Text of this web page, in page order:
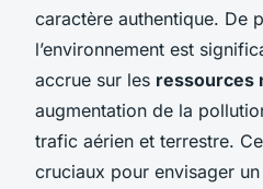
caractère authentique. De
l’environnement est
accrue sur les ressources
augmentation de la
trafic aérien et terrestre.
cruciaux pour envisager